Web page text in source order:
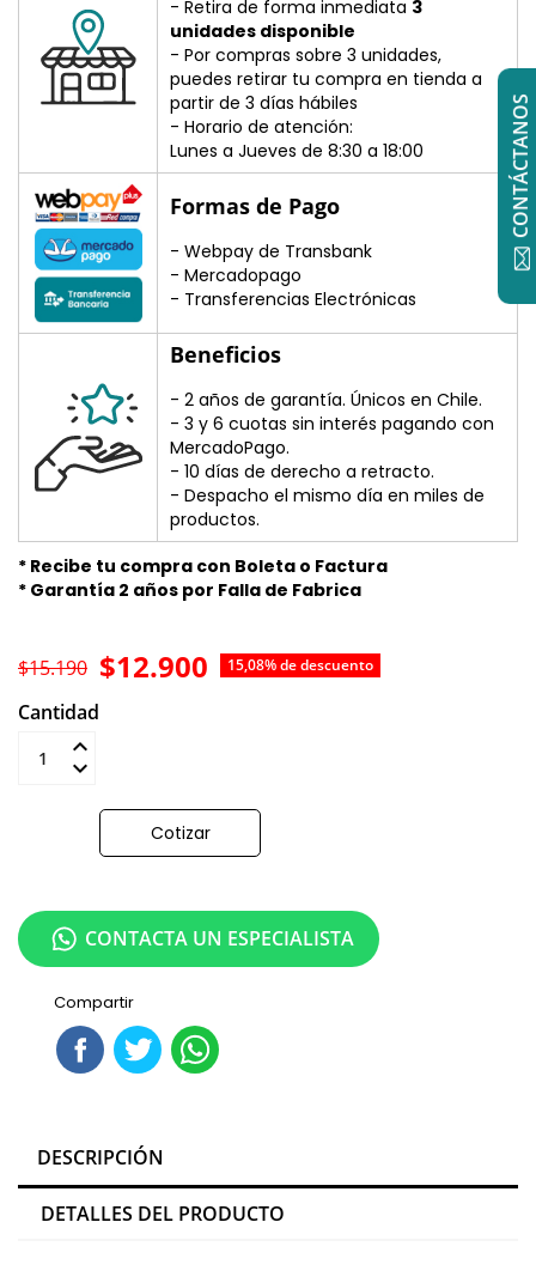
- Retira de forma inmediata 3
unidades disponible
- Por compras sobre 3 unidades,
puedes retirar tu compra en tienda a
partir de 3 días hábiles
- Horario de atención:
Lunes a Jueves de 8:30 a 18:00
Formas de Pago
- Webpay de Transbank
- Mercadopago
- Transferencias Electrónicas
Beneficios
- 2 años de garantía. Únicos en Chile.
- 3 y 6 cuotas sin interés pagando con
MercadoPago.
- 10 días de derecho a retracto.
- Despacho el mismo día en miles de
productos.
* Recibe tu compra con Boleta o Factura
* Garantía 2 años por Falla de Fabrica
$12.900 15,08% de descuento
$15.190
Cantidad
Cotizar
Compartir
CONTACTA UN ESPECIALISTA
DESCRIPCIÓN
DETALLES DEL PRODUCTO
CONTÁCTANOS